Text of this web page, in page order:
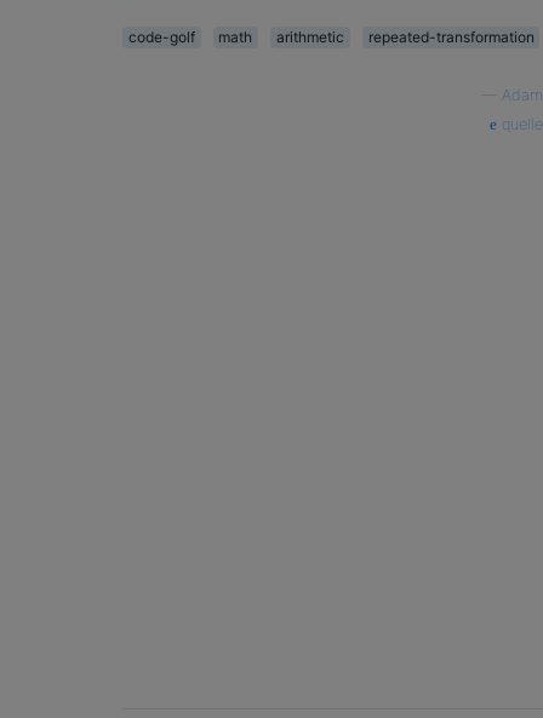
code-golf math arithmetic repeated-transformation
Adam
quelle